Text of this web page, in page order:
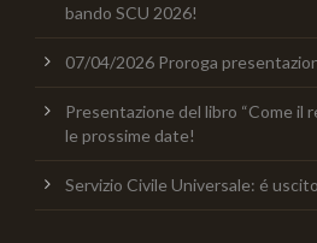
bando SCU 2026!
07/04/2026 Proroga
Presentazione del libro “Come il
le prossime date!
Servizio Civile Universale: é